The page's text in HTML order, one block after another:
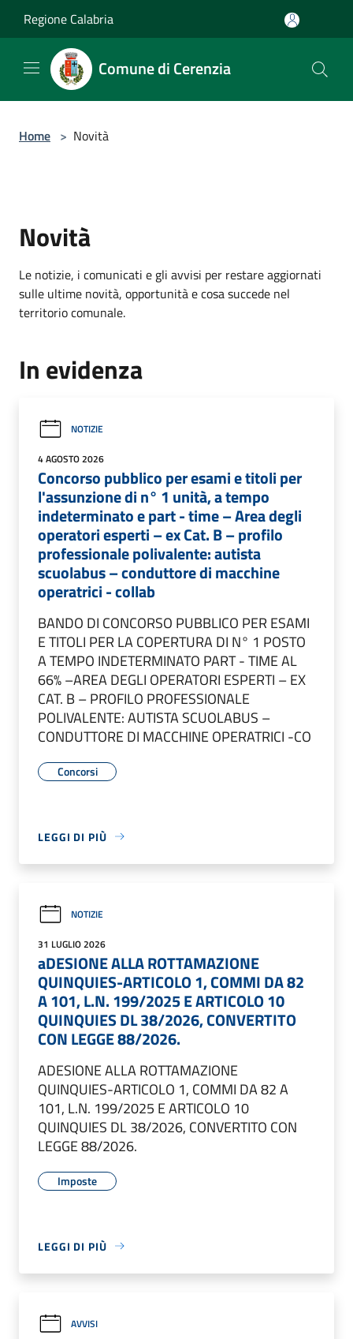
Regione Calabria
Comune di Cerenzia
Home > Novità
Novità
Le notizie, i comunicati e gli avvisi per restare aggiornati
sulle ultime novità, opportunità e cosa succede nel
territorio comunale.
In evidenza
NOTIZIE
4 AGOSTO 2026
Concorso pubblico per esami e titoli per
l'assunzione di n° 1 unità, a tempo
indeterminato e part - time – Area degli
operatori esperti – ex Cat. B – profilo
professionale polivalente: autista
scuolabus – conduttore di macchine
operatrici - collab
BANDO DI CONCORSO PUBBLICO PER ESAMI
E TITOLI PER LA COPERTURA DI N° 1 POSTO
A TEMPO INDETERMINATO PART - TIME AL
66% –AREA DEGLI OPERATORI ESPERTI – EX
CAT. B – PROFILO PROFESSIONALE
POLIVALENTE: AUTISTA SCUOLABUS –
CONDUTTORE DI MACCHINE OPERATRICI -CO
Concorsi
LEGGI DI PIÙ
NOTIZIE
31 LUGLIO 2026
aDESIONE ALLA ROTTAMAZIONE
QUINQUIES-ARTICOLO 1, COMMI DA 82
A 101, L.N. 199/2025 E ARTICOLO 10
QUINQUIES DL 38/2026, CONVERTITO
CON LEGGE 88/2026.
ADESIONE ALLA ROTTAMAZIONE
QUINQUIES-ARTICOLO 1, COMMI DA 82 A
101, L.N. 199/2025 E ARTICOLO 10
QUINQUIES DL 38/2026, CONVERTITO CON
LEGGE 88/2026.
Imposte
LEGGI DI PIÙ
AVVISI